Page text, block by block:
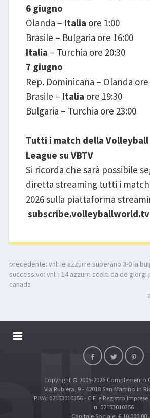
6 giugno
Olanda – Italia ore 1:00
Brasile – Bulgaria ore 16:00
Italia – Turchia ore 20:30
7 giugno
Rep. Dominicana – Olanda ore
Brasile – Italia ore 19:30
Bulgaria – Turchia ore 23:00
Tutti i match della
League su VBTV
Si ricorda che sarà possibile
diretta streaming tutti i match
2026 sulla piattaforma
subscribe.volleyballworld.tv
precedente: vnl: le azzurre superano 3-0 la
successivo: vnl: i 14 azzurri scelti da de giorgi
canada
DALLARIVOLLEY SOSTIENE
TOP RICERCHE
SITE MAP
Copyright © 2005-2026 Complemento
Via Rubiera, 9 - 42018 San Martino in
P.IVA: 02153010356 - C.F. e Registro
n. 02153010356
Capitale Sociale: € 10.000,00